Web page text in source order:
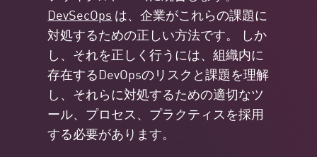
DevSecOps は、企業がこれらの課題に
対処するための正しい方法です。 しか
し、それを正しく行うには、組織内に
存在するDevOpsのリスクと課題を理解
し、それらに対処するための適切なツ
ール、プロセス、プラクティスを採用
する必要があります。